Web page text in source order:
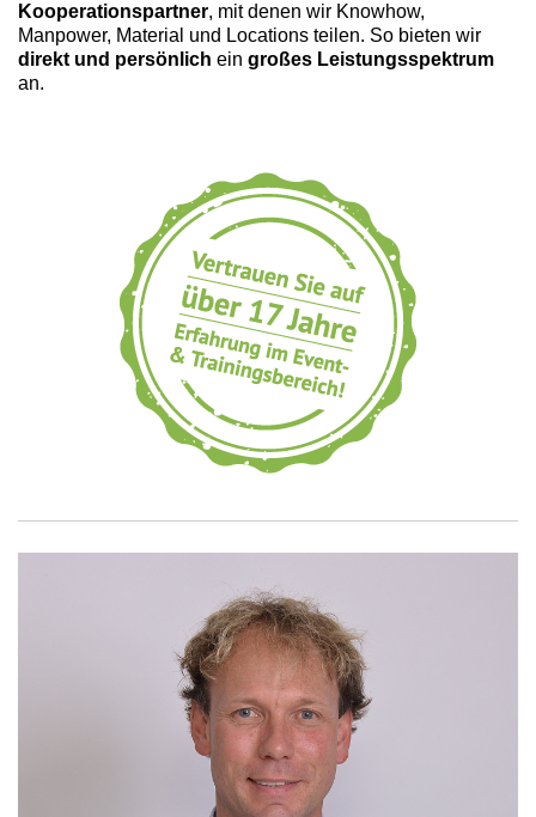
Kooperationspartner, mit denen wir Knowhow,
Manpower, Material und Locations teilen. So bieten wir
direkt und persönlich ein großes Leistungsspektrum
an.